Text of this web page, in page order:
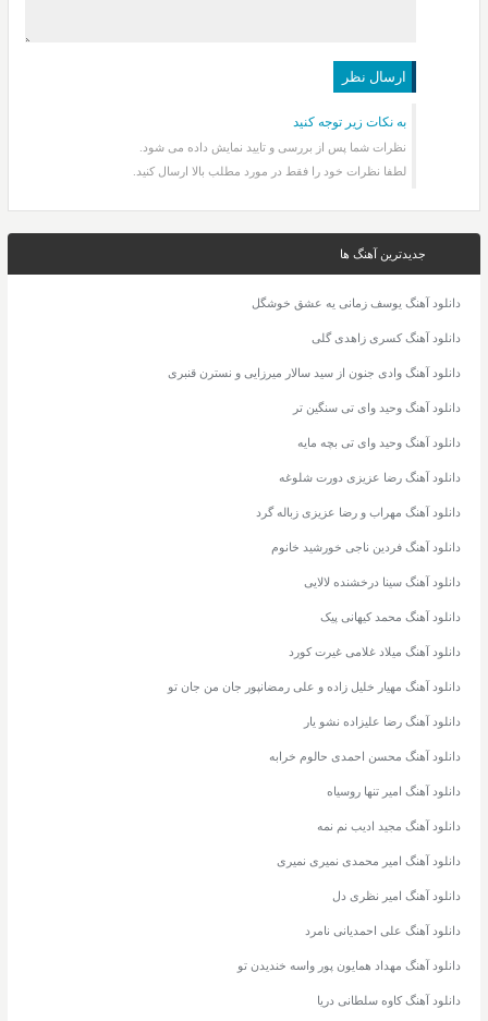
به نکات زیر توجه کنید
نظرات شما پس از بررسی و تایید نمایش داده می شود.
لطفا نظرات خود را فقط در مورد مطلب بالا ارسال کنید.
جدیدترین آهنگ ها
دانلود آهنگ یوسف زمانی یه عشق خوشگل
دانلود آهنگ کسری زاهدی گلی
دانلود آهنگ وادی جنون از سید سالار میرزایی و نسترن قنبری
دانلود آهنگ وحید وای تی سنگین تر
دانلود آهنگ وحید وای تی بچه مایه
دانلود آهنگ رضا عزیزی دورت شلوغه
دانلود آهنگ مهراب و رضا عزیزی زباله گرد
دانلود آهنگ فردین ناجی خورشید خانوم
دانلود آهنگ سینا درخشنده لالایی
دانلود آهنگ محمد کیهانی پیک
دانلود آهنگ میلاد غلامی غیرت کورد
دانلود آهنگ مهیار خلیل زاده و علی رمضانپور جان من جان تو
دانلود آهنگ رضا علیزاده نشو یار
دانلود آهنگ محسن احمدی حالوم خرابه
دانلود آهنگ امیر تنها روسیاه
دانلود آهنگ مجید ادیب نم نمه
دانلود آهنگ امیر محمدی نمیری نمیری
دانلود آهنگ امیر نظری دل
دانلود آهنگ علی احمدیانی نامرد
دانلود آهنگ مهداد همایون پور واسه خندیدن تو
دانلود آهنگ کاوه سلطانی دریا